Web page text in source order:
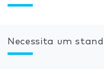
Necessita um